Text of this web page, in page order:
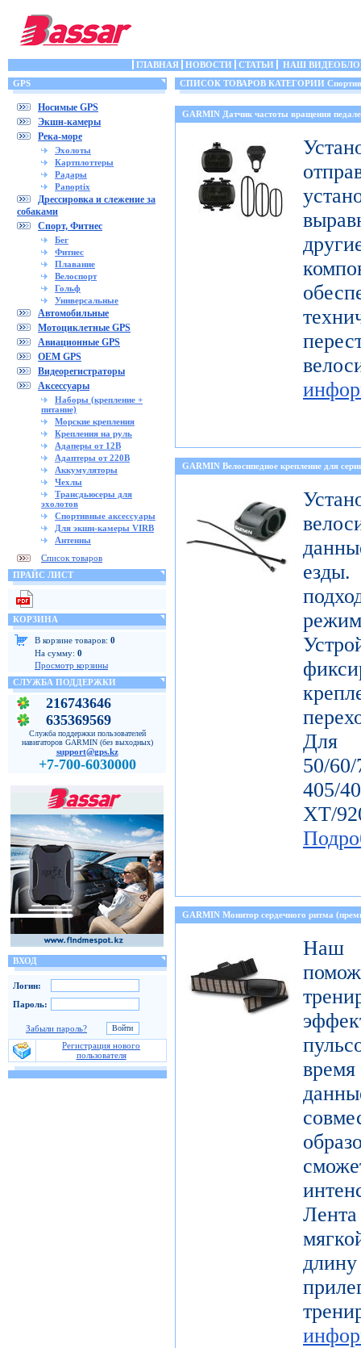
ГЛАВНАЯ НОВОСТИ СТАТЬИ
НАШ
GPS
Носимые GPS
Экшн-камеры
Река-море
Эхолоты
Картплоттеры
Радары
Panoptix
Дрессировка и слежение за
собаками
Спорт, Фитнес
Бег
Фитнес
Плавание
Велоспорт
Гольф
Универсальные
Автомобильные
Мотоциклетные GPS
Авиационные GPS
OEM GPS
Видеорегистраторы
Аксессуары
Наборы (крепление +
питание)
Морские крепления
Крепления на руль
Адаперы от 12В
Адаптеры от 220В
Аккумуляторы
Чехлы
Трансдьюсеры для
эхолотов
Спортивные аксессуары
Для экшн-камеры VIRB
Антенны
Список товаров
ПРАЙС ЛИСТ
КОРЗИНА
В корзине товаров: 0
На сумму: 0
Просмотр корзины
СЛУЖБА ПОДДЕРЖКИ
216743646
635369569
Служба поддержки пользователей
навигаторов GARMIN (без выходных)
support@gps.kz
+7-700-6030000
ВХОД
Логин:
Пароль:
Забыли пароль?
Регистрация нового
пользователя
СПИСОК ТОВАРОВ КАТЕГОРИИ
GARMIN Датчик частоты вращения
GARMIN Велосипедное крепление для
50/
405/
ХТ/
GARMIN Монитор сердечного ритма
Наш